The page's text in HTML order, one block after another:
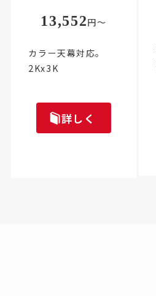
13,552円～
カラー天幕対応。
2Kx3K
詳しく